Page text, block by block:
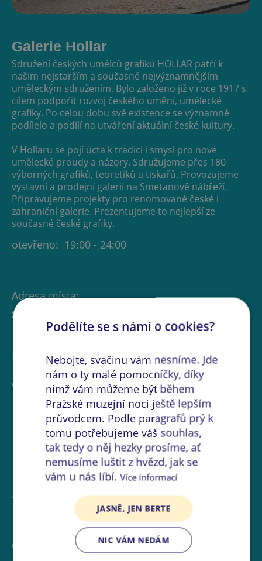
Galerie Hollar
Sdružení českých umělců grafiků HOLLAR patří k
našim nejstarším a současně nejvýznamnějším
uměleckým sdružením. Bylo založeno již v roce 1917 s
cílem podpořit rozvoj českého umění, umělecké
grafiky. Po celou dobu své existence se významně
podílelo a podílí na utváření aktuální české kultury.
V Hollaru se pojí úcta k tradici i smysl pro nové
umělecké proudy a názory. Sdružujeme přes 180
výborných grafiků, teoretiků a tiskařů. Provozujeme
výstavní a prodejní galerii na Smetanově nábřeží.
Připravujeme projekty pro renomované české i
zahraniční galerie. Prezentujeme to nejlepší ze
současné české grafiky.
otevřeno: 19:00 - 24:00
Adresa místa:
Smetanovo nábřeží 6, Praha 1
Instituce:
Galerie Hollar
Akce na místě
GALERIE VÝSTAVA
Podělíte se s námi o cookies?
Nebojte, svačinu vám nesníme. Jde
nám o ty malé pomocníčky, díky
nimž vám můžeme být během
Pražské muzejní noci ještě lepším
průvodcem. Podle paragrafů prý k
tomu potřebujeme váš souhlas,
tak tedy o něj hezky prosíme, ať
nemusíme luštit z hvězd, jak se
vám u nás líbí.Více informací
JASNĚ, JEN BERTE
NIC VÁM NEDÁM